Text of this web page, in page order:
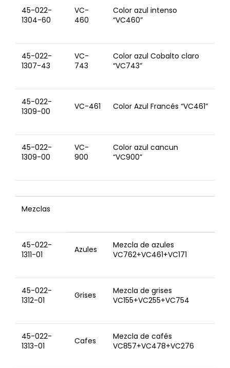
45-022-
1304-60
VC-
460
Color azul intenso
“VC460”
45-022-
1307-43
VC-
743
Color azul Cobalto claro
“VC743”
45-022-
1309-00
VC-461 Color Azul Francés “VC461”
45-022-
1309-00
VC-
900
Color azul cancun
“VC900”
Mezclas
45-022-
1311-01
Azules
Mezcla de azules
VC762+VC461+VC171
45-022-
1312-01
Grises
Mezcla de grises
VC155+VC255+VC754
45-022-
1313-01
Cafes
Mezcla de cafés
VC857+VC478+VC276